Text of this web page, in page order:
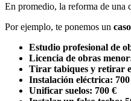
En promedio, la reforma de una
Por ejemplo, te ponemos un caso
Estudio profesional de
Licencia de obras
Tirar tabiques y retirar
Instalación eléctrica:
Unificar suelos: 700 €